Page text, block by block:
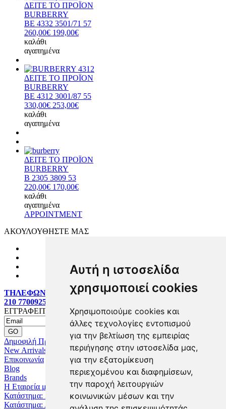
Αυτή η ιστοσελίδα
χρησιμοποιεί cookies
Χρησιμοποιούμε cookies και
άλλες τεχνολογίες εντοπισμού
για την βελτίωση της εμπειρίας
περιήγησης στην ιστοσελίδα μας,
για την εξατομίκευση
περιεχομένου και διαφημίσεων,
την παροχή λειτουργιών
κοινωνικών μέσων και την
ΔΕΙΤΕ ΤΟ ΠΡΟΪΟΝ
BURBERRY
BE 4332 3501/71 57
260,00€ 199,00€
καλάθι
αγαπημένα
ΔΕΙΤΕ ΤΟ ΠΡΟΪΟΝ
BURBERRY
BE 4312 3001/87 55
330,00€ 253,00€
καλάθι
αγαπημένα
ΔΕΙΤΕ ΤΟ ΠΡΟΪΟΝ
BURBERRY
B 2305 3809 53
220,00€ 170,00€
καλάθι
αγαπημένα
APPOINTMENT
ΑΚΟΥΛΟΥΘΗΣΤΕ ΜΑΣ
ΤΗΛΕΦΩΝΙΚΕΣ ΠΑΡΑΓΓΕΛΙΕΣ:
210 7700925
ΕΓΓΡΑΦΕΙΤΕ MAILING LIST
Δημοφιλή Προϊόντα
New Arrivals
Επικοινωνία
Blog
Brands
Η Εταιρεία μας
Κατάστημα: Ζωγράφου
Κατάστημα: Αχαρναί